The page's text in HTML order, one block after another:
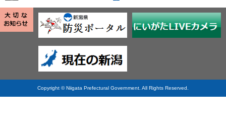
Copyright © Niigata Prefectural Government. All Rights Reserved.